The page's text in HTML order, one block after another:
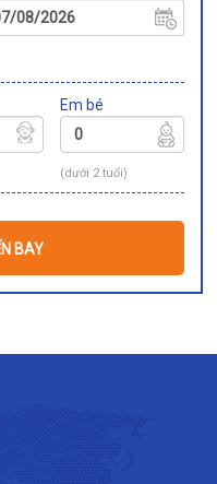
Em bé
(dưới 2 tuổi)
BAY